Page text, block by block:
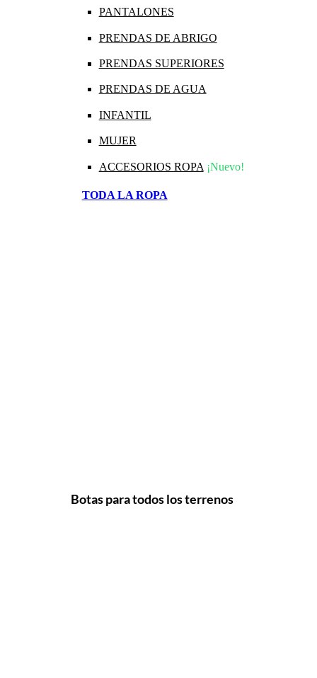
PANTALONES
PRENDAS DE ABRIGO
PRENDAS SUPERIORES
PRENDAS DE AGUA
INFANTIL
MUJER
ACCESORIOS ROPA ¡Nuevo!
TODA LA ROPA
Botas para todos los terrenos